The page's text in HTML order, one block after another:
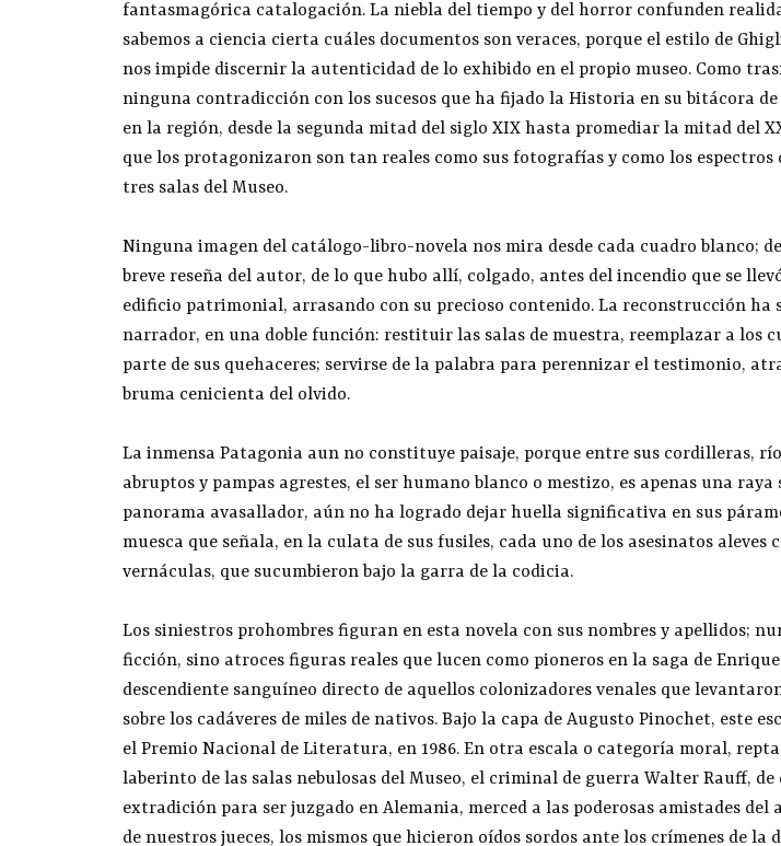
fantasmagórica catalogación. La niebla del tiempo y del horror confunden
sabemos a ciencia cierta cuáles documentos son veraces, porque el estilo de
nos impide discernir la autenticidad de lo exhibido en el propio museo. Como
ninguna contradicción con los sucesos que ha fijado la Historia en su bitácora
en la región, desde la segunda mitad del siglo XIX hasta promediar la mitad del
que los protagonizaron son tan reales como sus fotografías y como los espectros
tres salas del Museo.
Ninguna imagen del catálogo-libro-novela nos mira desde cada cuadro blanco;
breve reseña del autor, de lo que hubo allí, colgado, antes del incendio que se
edificio patrimonial, arrasando con su precioso contenido. La reconstrucción ha
narrador, en una doble función: restituir las salas de muestra, reemplazar a los
parte de sus quehaceres; servirse de la palabra para perennizar el testimonio,
bruma cenicienta del olvido.
La inmensa Patagonia aun no constituye paisaje, porque entre sus cordilleras,
abruptos y pampas agrestes, el ser humano blanco o mestizo, es apenas una raya
panorama avasallador, aún no ha logrado dejar huella significativa en sus
muesca que señala, en la culata de sus fusiles, cada uno de los asesinatos aleves
vernáculas, que sucumbieron bajo la garra de la codicia.
Los siniestros prohombres figuran en esta novela con sus nombres y apellidos;
ficción, sino atroces figuras reales que lucen como pioneros en la saga de Enrique
descendiente sanguíneo directo de aquellos colonizadores venales que
sobre los cadáveres de miles de nativos. Bajo la capa de Augusto Pinochet, este
el Premio Nacional de Literatura, en 1986. En otra escala o categoría moral,
laberinto de las salas nebulosas del Museo, el criminal de guerra Walter Rauff, de
extradición para ser juzgado en Alemania, merced a las poderosas amistades del
de nuestros jueces, los mismos que hicieron oídos sordos ante los crímenes de la